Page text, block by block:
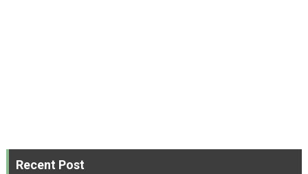
Recent Post